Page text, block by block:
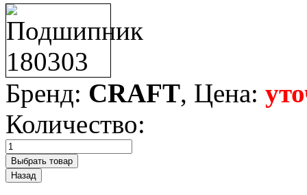
Бренд: CRAFT, Цена:
Количество: